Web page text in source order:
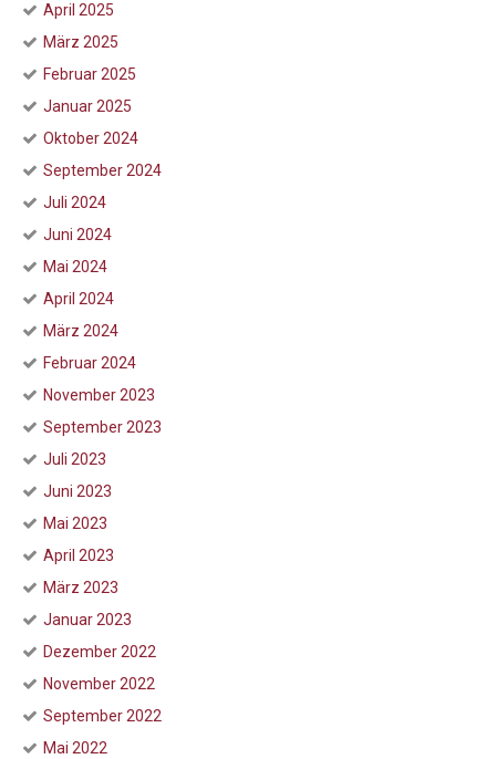
April 2025
März 2025
Februar 2025
Januar 2025
Oktober 2024
September 2024
Juli 2024
Juni 2024
Mai 2024
April 2024
März 2024
Februar 2024
November 2023
September 2023
Juli 2023
Juni 2023
Mai 2023
April 2023
März 2023
Januar 2023
Dezember 2022
November 2022
September 2022
Mai 2022